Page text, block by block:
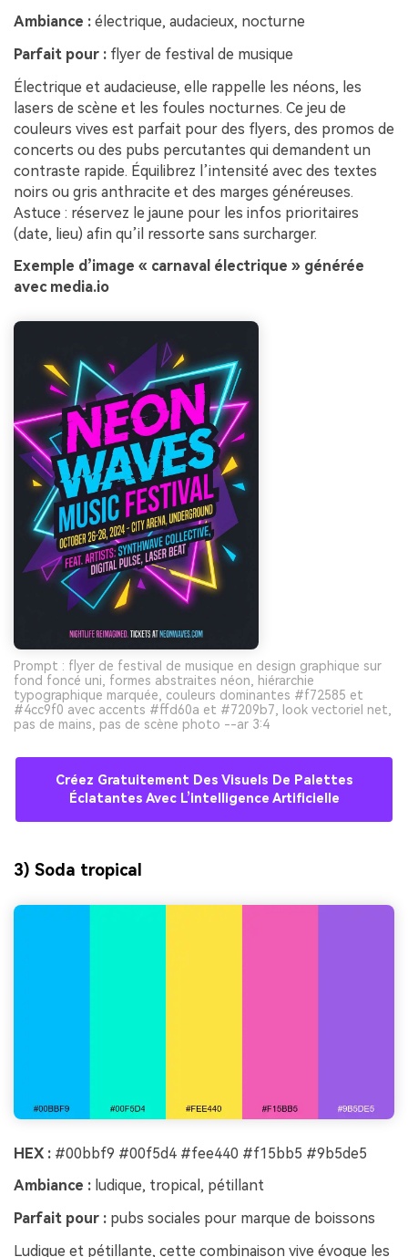
Ambiance : électrique, audacieux, nocturne
Parfait pour : flyer de festival de musique
Électrique et audacieuse, elle rappelle les néons, les
lasers de scène et les foules nocturnes. Ce jeu de
couleurs vives est parfait pour des flyers, des promos de
concerts ou des pubs percutantes qui demandent un
contraste rapide. Équilibrez l’intensité avec des textes
noirs ou gris anthracite et des marges généreuses.
Astuce : réservez le jaune pour les infos prioritaires
(date, lieu) afin qu’il ressorte sans surcharger.
Exemple d’image « carnaval électrique » générée
avec media.io
Prompt : flyer de festival de musique en design graphique sur
fond foncé uni, formes abstraites néon, hiérarchie
typographique marquée, couleurs dominantes #f72585 et
#4cc9f0 avec accents #ffd60a et #7209b7, look vectoriel net,
pas de mains, pas de scène photo --ar 3:4
Créez Gratuitement Des Visuels De Palettes
Éclatantes Avec L’intelligence Artificielle
3) Soda tropical
HEX : #00bbf9 #00f5d4 #fee440 #f15bb5 #9b5de5
Ambiance : ludique, tropical, pétillant
Parfait pour : pubs sociales pour marque de boissons
Ludique et pétillante, cette combinaison vive évoque les